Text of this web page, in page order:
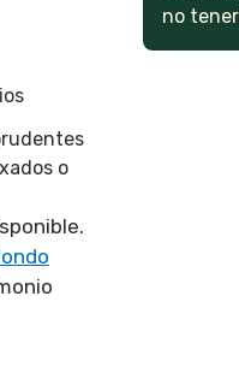
o
no